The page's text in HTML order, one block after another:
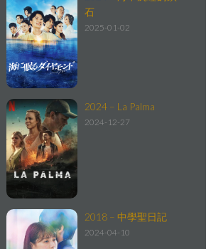
石
2025-01-02
2024 – La Palma
2024-12-27
2018 – 中學聖日記
2024-04-10